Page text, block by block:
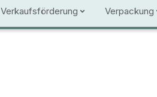
Verkaufsförderung Verpackung